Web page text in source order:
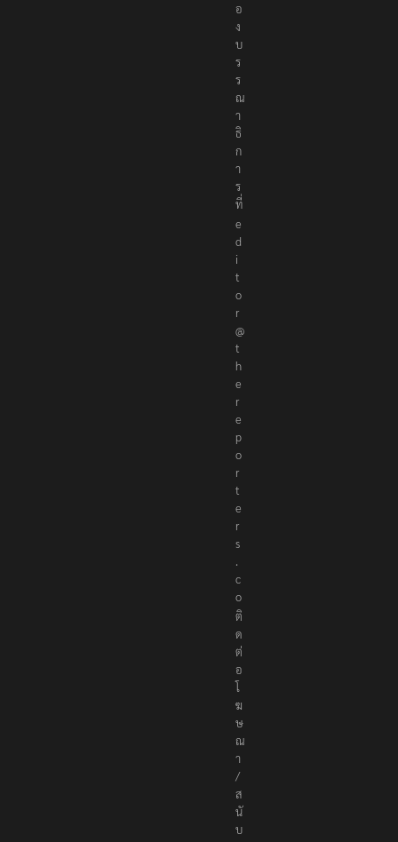
อ
ง
บ
ร
ร
ณ
า
ธิ
ก
า
ร
ที่
e
d
i
t
o
r
@
t
h
e
r
e
p
o
r
t
e
r
s
.
c
o
ติ
ด
ต่
อ
โ
ฆ
ษ
ณ
า
/
ส
นั
บ